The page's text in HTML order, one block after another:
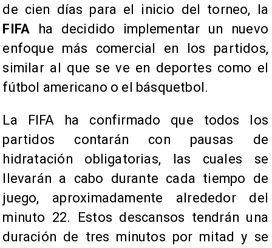
de cien días para el inicio del torneo, la
FIFA ha decidido implementar un nuevo
enfoque más comercial en los partidos,
similar al que se ve en deportes como el
fútbol americano o el básquetbol.
La FIFA ha confirmado que todos los
partidos contarán con pausas de
hidratación obligatorias, las cuales se
llevarán a cabo durante cada tiempo de
juego, aproximadamente alrededor del
minuto 22. Estos descansos tendrán una
duración de tres minutos por mitad y se